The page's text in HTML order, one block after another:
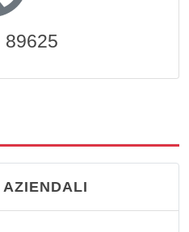
89625